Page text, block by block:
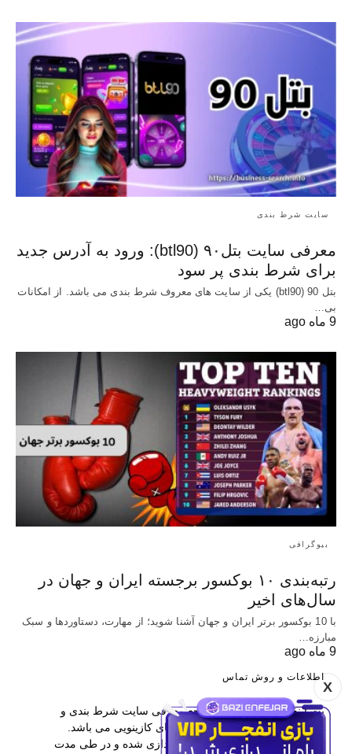
X
سایت شرط بندی
معرفی سایت بتل۹۰ (btl90): ورود به آدرس جدید
برای شرط بندی پر سود
بتل 90 (btl90) یکی از سایت های معروف شرط بندی می باشد. از امکانات
بی…
9 ماه ago
بیوگرافی
رتبه‌بندی ۱۰ بوکسور برجسته ایران و جهان در
سال‌های اخیر
با 10 بوکسور برتر ایران و جهان آشنا شوید؛ از مهارت، دستاوردها و سبک
مبارزه…
9 ماه ago
اطلاعات و روش تماس
بت اینفو یکی از برترین مراجع معرفی سایت شرط بندی و
همچنین آموزش پیش بینی و بازی های کازینویی می باشد.
این وب سایت در سال 1397 راه اندازی شده و در طی مدت